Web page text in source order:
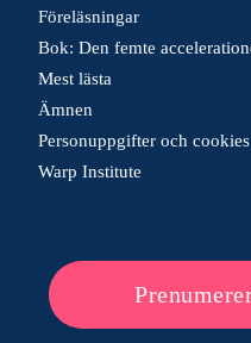
Föreläsningar
Bok: Den femte
Mest lästa
Ämnen
Personuppgifter och cookies
Warp Institute